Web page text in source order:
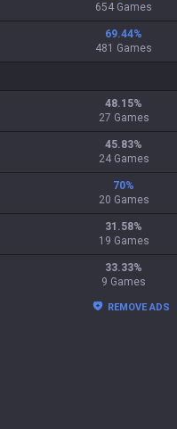
654 Games
69.44%
481 Games
48.15%
27 Games
45.83%
24 Games
70%
20 Games
31.58%
19 Games
33.33%
9 Games
REMOVE ADS